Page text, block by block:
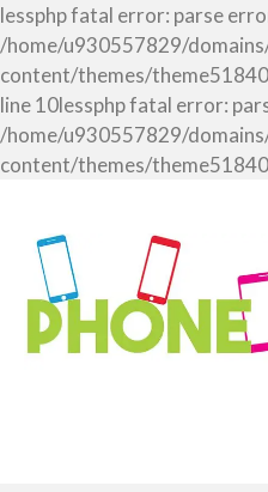
lessphp fatal error: parse
/home/u930557829/
content/themes/
line 10lessphp fatal error:
/home/u930557829/
content/themes/